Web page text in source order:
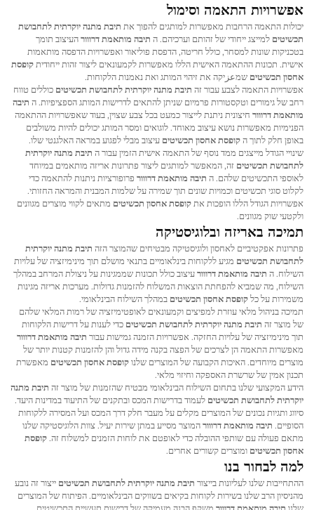
אפשרויות התאמה וסימול
יכולות התאמה הרחבות מאפשרות למותגים להפוך את תיבת מתנה יוקרתית לתחבושת
תכשיטים למייצג ייחודי של זהותם וערכיהם. ה תיבה מותאמת דרווורהעיצוב תומך
בטכניקות שונות למסחר, כולל חריטה, הדפסת פוליאור ואפשרויות הדפסה מותאמות
אישית. תכונות ההתאמה האישית הללו מאפשרות לקמעונאים ליצור זהות ייחודית קופסת
אחסון תכשיטים שמعزיקה את זיהוי המותג ואת נאמנות הלקוחות.
אפשרויות התאמה לצבע עבור זה תיבת מתנה יוקרתית לתחבושת תכשיטים כוללים טווח
רחב של גימורים וטקסטורות פרמיום שניתן להתאים לדרישות המותג הספציפיות. ה תיבה
מותאמת דרווור חיצונית ניתנת לייצור כמעט בכל צבע שצוין, בעוד שאפשרויות ההתאמה
הפנימיות מאפשרות נושא עיצוב מאוחד. לוגואים ומסר המותג יכולים להיות משולבים
באופן חלק לתוך הקופסת אחסון תכשיטים עיצוב מבלי לפגוע במראה האלגנטי שלו.
שינויי הגודל מייצגים ממד נוסף של התאמה אישית הזמין עבור ה תיבת מתנה יוקרתית
לתחבושת תכשיטים זה, המאפשר למותגים ליצור פתרונות אריזה מותאמים במיוחד
לאוספי התכשיטים שלהם. ה תיבה מותאמת דרווור פרופורציות ניתנות להתאמה כדי
לקלוט סוגי תכשיטים וכמויות שונים תוך שמירה על שלמות המבנית והמראה החזותי.
אפשרויות הגודל הללו הופכות את קופסת אחסון תכשיטים מתאים לקווי מוצרים מגוונים
ולקטעי שוק מגוונים.
תמיכה באריזה ובלוגיסטיקה
פתרונות אפקטיביים לאחסון ולוגיסטיקה מבטיחים שהמוצר הזה תיבת מתנה יוקרתית
לתחבושת תכשיטים מגיע ללקוחות בינלאומיים בתנאי מושלם תוך מינימיזציה של עלויות
השילוח. ה תיבה מותאמת דרווורעיצוב כולל תכונות שממגינות על ניצולת המרחב במהלך
השילוח, מה שמביא להפחתת הוצאות המשלוח להזמנות גדולות. מערכות אריזה מגינות
משמירות על כלקופסת אחסון תכשיטים במהלך השילוח הבינלאומי.
תמיכה בניהול מלאי עוזרת למפיצים וקמעונאים לאופטימיזציה של רמות המלאי שלהם
של מוצר זה תיבת מתנה יוקרתית לתחבושת תכשיטים כדי לענות על דרישות הלקוחות
תוך מינימיזציה של עלויות החזקה. אפשרויות הזמנה גמישות עבור תיבה מותאמת דרווור
מאפשרות התאמה הן לצרכים של הפצה בקנה מידה גדול והן להזמנות קטנות יותר של
מוצרים מיוחדים. האיכות הקבועה של המוצרים שלנוקופסת אחסון תכשיטים מאפשרת
תכנון אמין של שרשרת האספקה וחיזוי מלאי.
הידע המקצועי שלנו בתחום השילוח הבינלאומי מבטיח שהזמנות של מוצר זה תיבת מתנה
יוקרתית לתחבושת תכשיטים לעמוד בדרישות המכס ובתקנים של התיעוד במדינות היעד.
סיווג ותגיות נכונים של המוצרים מקלים על מעבר חלק דרך המכס ועל המסירה ללקוחות
הסופיים. תיבה מותאמת דרווורהמוצר מסייע במתן שירות יעיל. צוות הלוגיסטיקה שלנו
מתאם פעולה עם שותפי ההובלה כדי לאופטם את לוחות הזמנים למשלוח זה. קופסת
אחסון תכשיטים ומוצרים קשורים אחרים.
למה לבחור בנו
ההתחייבות שלנו לעליונות בייצור תיבת מתנה יוקרתית לתחבושת תכשיטים ייצור זה נובע
מהניסיון הרב שלנו בשירות לקוחות בקיאים בשווקים הבינלאומיים. הפיתוח של המוצרים